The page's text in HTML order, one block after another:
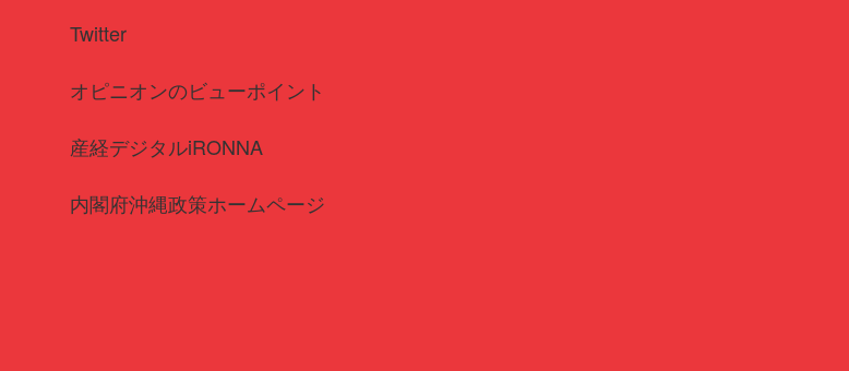
Twitter
オピニオンのビューポイント
産経デジタルiRONNA
内閣府沖縄政策ホームページ